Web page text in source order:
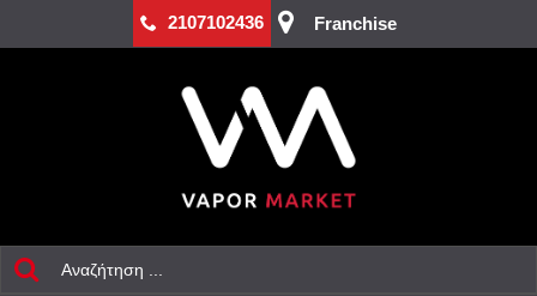
2107102436 Franchise